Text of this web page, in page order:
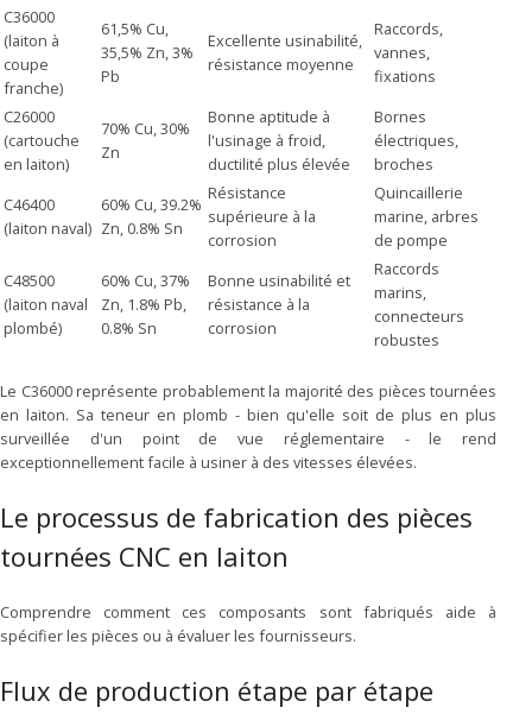
C36000
(laiton à
coupe
franche)
61,5% Cu,
35,5% Zn, 3%
Pb
Excellente usinabilité,
résistance moyenne
Raccords,
vannes,
fixations
C26000
(cartouche
en laiton)
70% Cu, 30%
Zn
Bonne aptitude à
l'usinage à froid,
ductilité plus élevée
Bornes
électriques,
broches
C46400
(laiton naval)
60% Cu, 39.2%
Zn, 0.8% Sn
Résistance
supérieure à la
corrosion
Quincaillerie
marine, arbres
de pompe
C48500
(laiton naval
plombé)
60% Cu, 37%
Zn, 1.8% Pb,
0.8% Sn
Bonne usinabilité et
résistance à la
corrosion
Raccords
marins,
connecteurs
robustes
Le C36000 représente probablement la majorité des pièces tournées
en laiton. Sa teneur en plomb - bien qu'elle soit de plus en plus
surveillée d'un point de vue réglementaire - le rend
exceptionnellement facile à usiner à des vitesses élevées.
Le processus de fabrication des pièces
tournées CNC en laiton
Comprendre comment ces composants sont fabriqués aide à
spécifier les pièces ou à évaluer les fournisseurs.
Flux de production étape par étape